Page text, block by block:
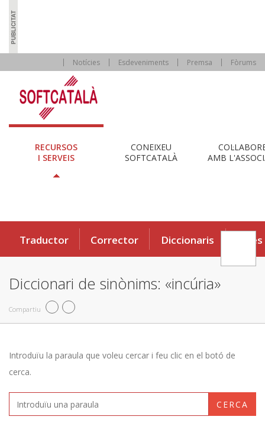
Notícies Esdeveniments Premsa Fòrums
RECURSOS
I SERVEIS
CONEIXEU
SOFTCATALÀ
AMB
Traductor Corrector Diccionaris Eines
Diccionari de sinònims: «incúria»
Compartiu
Introduïu la paraula que voleu cercar i feu clic en el botó de
cerca.
CERCA